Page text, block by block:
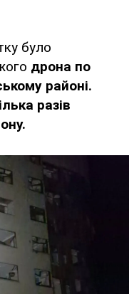
було
дрона по
районі.
разів